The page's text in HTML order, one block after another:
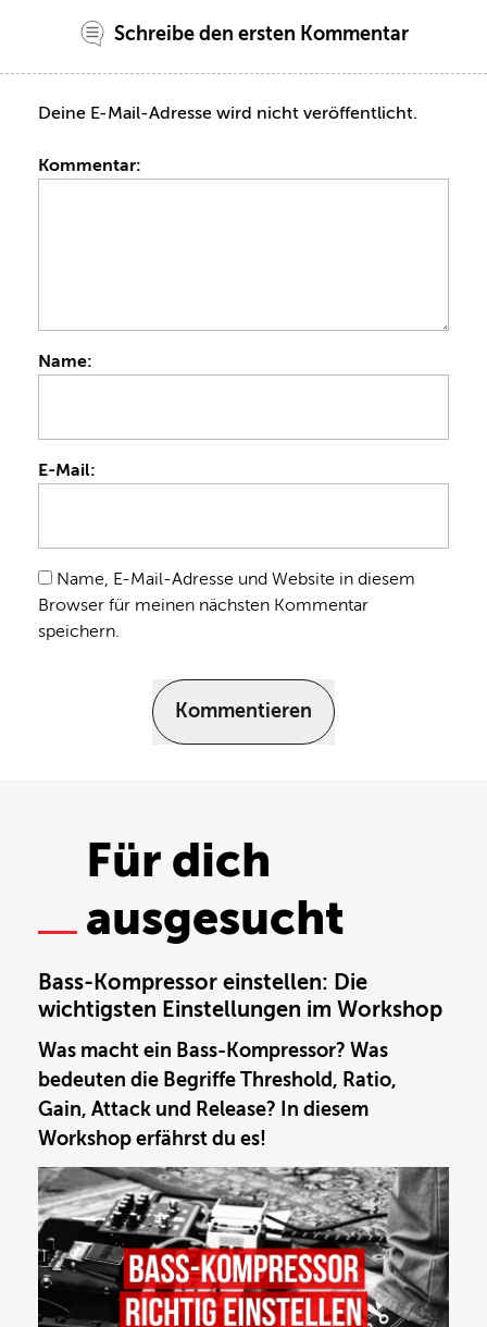
Schreibe den ersten Kommentar
Deine E-Mail-Adresse wird nicht veröffentlicht.
Kommentar:
Name:
E-Mail:
Name, E-Mail-Adresse und Website in diesem
Browser für meinen nächsten Kommentar
speichern.
Kommentieren
Für dich
ausgesucht
Bass-Kompressor einstellen: Die
wichtigsten Einstellungen im Workshop
Was macht ein Bass-Kompressor? Was
bedeuten die Begriffe Threshold, Ratio,
Gain, Attack und Release? In diesem
Workshop erfährst du es!